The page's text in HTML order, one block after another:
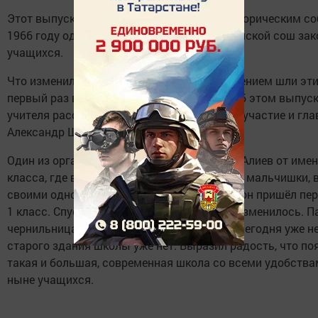
Этот выпуск запомнился многим и был историческим
1966 году одновременно в Старошаймурзинской сош
учащихся.
Что изменилось с тех пор и с каким настроением шли
первый раз в первый класс 50 лет назад. Об этом
учителя рассказали на встрече, где принял участие и
Александр Шадриков.
Один из организаторов мероприятия Марс Алиев от
класса, где в то время учились только одни мальчишки,
своими одноклассниками вспоминает, как он пришёл
1 класс. Спустя 50 лет, конечно же многое изменилось.
чернильницами, промокашки - всего этого сегодня уже
старого здания школы уже нет. Выразил радость, что
такая и большая, современная школа со всеми
ныне учащихся.